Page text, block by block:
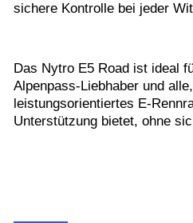
sichere Kontrolle bei jeder
Das Nytro E5 Road ist ideal
Alpenpass-Liebhaber und
leistungsorientiertes E-
Unterstützung bietet, ohne